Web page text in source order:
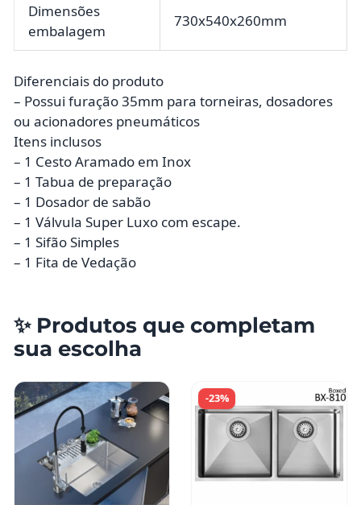
Dimensões
embalagem
730x540x260mm
Diferenciais do produto
– Possui furação 35mm para torneiras, dosadores
ou acionadores pneumáticos
Itens inclusos
– 1 Cesto Aramado em Inox
– 1 Tabua de preparação
– 1 Dosador de sabão
– 1 Válvula Super Luxo com escape.
– 1 Sifão Simples
– 1 Fita de Vedação
✨ Produtos que completam
sua escolha
-23%